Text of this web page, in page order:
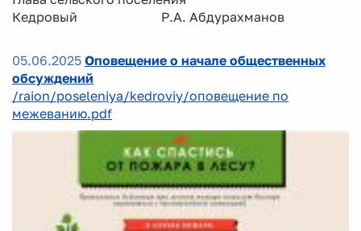
Кедровый Р.А. Абдурахманов
05.06.2025 Оповещение о начале общественных
обсуждений
/raion/poseleniya/kedroviy/оповещение по
межеванию.pdf